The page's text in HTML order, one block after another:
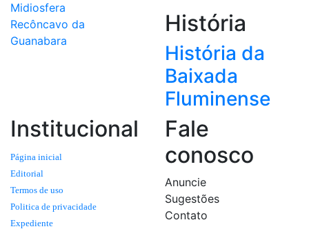
Midiosfera
Recôncavo da
Guanabara
História
História da
Baixada
Fluminense
Institucional
Página inicial
Editorial
Termos de uso
Politica de privacidade
Expediente
Fale
conosco
Anuncie
Sugestões
Contato